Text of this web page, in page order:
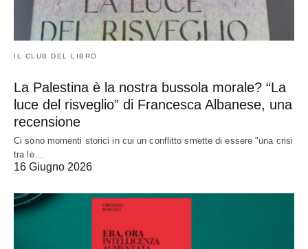
IL CLUB DEL LIBRO
La Palestina è la nostra bussola morale? “La
luce del risveglio” di Francesca Albanese, una
recensione
Ci sono momenti storici in cui un conflitto smette di essere "una crisi
tra le…
16 Giugno 2026